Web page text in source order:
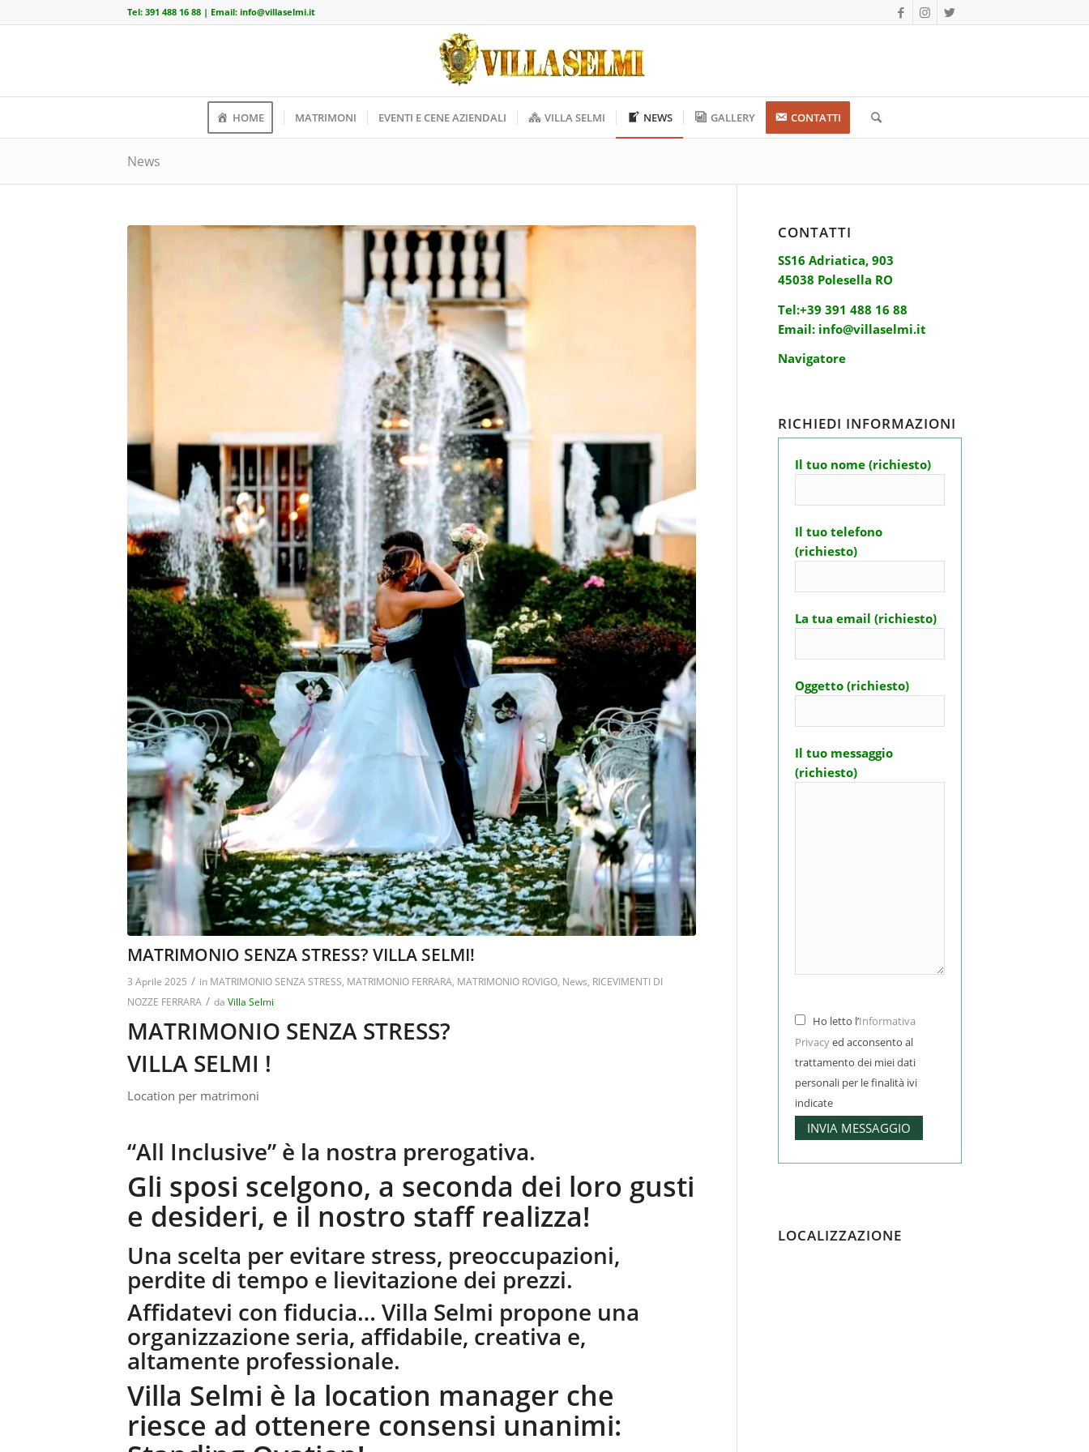
Tel: 391 488 16 88 | Email: info@villaselmi.it
HOME MATRIMONI EVENTI E CENE AZIENDALI VILLA SELMI NEWS GALLERY CONTATTI
News
MATRIMONIO SENZA STRESS? VILLA SELMI!
3 Aprile 2025 / in MATRIMONIO SENZA STRESS, MATRIMONIO FERRARA, MATRIMONIO ROVIGO, News, RICEVIMENTI DI
NOZZE FERRARA / da Villa Selmi
MATRIMONIO SENZA STRESS?
VILLA SELMI !
Location per matrimoni
“All Inclusive” è la nostra prerogativa.
Gli sposi scelgono, a seconda dei loro gusti
e desideri, e il nostro staff realizza!
Una scelta per evitare stress, preoccupazioni,
perdite di tempo e lievitazione dei prezzi.
Affidatevi con fiducia… Villa Selmi propone una
organizzazione seria, affidabile, creativa e,
altamente professionale.
Villa Selmi è la location manager che
riesce ad ottenere consensi unanimi:
CONTATTI
SS16 Adriatica, 903
45038 Polesella RO
Tel:+39 391 488 16 88
Email: info@villaselmi.it
Navigatore
RICHIEDI INFORMAZIONI
Il tuo nome (richiesto)
Il tuo telefono
(richiesto)
La tua email (richiesto)
Oggetto (richiesto)
Il tuo messaggio
(richiesto)
Ho letto l’Informativa
Privacyed acconsento al
trattamento dei miei dati
personali per le finalità ivi
indicate
LOCALIZZAZIONE